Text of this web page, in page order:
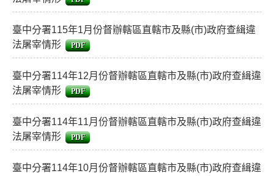
臺中分署115年1月份督辦轄區直轄市及縣(市)政府查緝違
法屠宰情形
PDF
臺中分署114年12月份督辦轄區直轄市及縣(市)政府查緝違
法屠宰情形
PDF
臺中分署114年11月份督辦轄區直轄市及縣(市)政府查緝違
法屠宰情形
PDF
臺中分署114年10月份督辦轄區直轄市及縣(市)政府查緝違